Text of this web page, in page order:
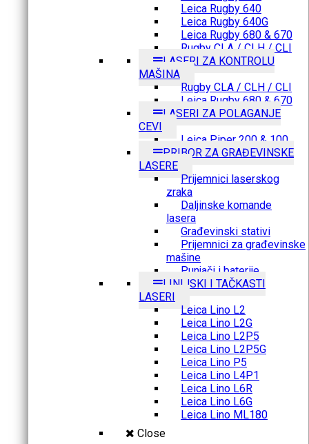
Leica Rugby 640
Leica Rugby 640G
Leica Rugby 680 & 670
Rugby CLA / CLH / CLI
LASERI ZA KONTROLU
MAŠINA
Rugby CLA / CLH / CLI
Leica Rugby 680 & 670
LASERI ZA POLAGANJE
CEVI
Leica Piper 200 & 100
PRIBOR ZA GRAĐEVINSKE
LASERE
Prijemnici laserskog
zraka
Daljinske komande
lasera
Građevinski stativi
Prijemnici za građevinske
mašine
Punjači i baterije
LINIJSKI I TAČKASTI
LASERI
Leica Lino L2
Leica Lino L2G
Leica Lino L2P5
Leica Lino L2P5G
Leica Lino P5
Leica Lino L4P1
Leica Lino L6R
Leica Lino L6G
Leica Lino ML180
Close